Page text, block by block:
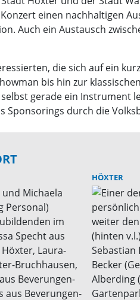
einen nachhaltigen
Auch ein Austausch
die sich auf ein
bis hin zur
gerade ein Instrument
Sponsorings durch die
HÖXTER